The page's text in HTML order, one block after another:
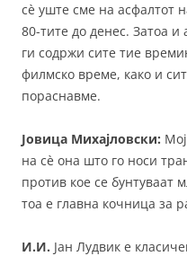
сè уште сме на асфалтот
80-тите до денес. Затоа
ги содржи сите тие
филмско време, како и
пораснавме.
Јовица Михајловски:
на сè она што го носи
против кое се бунтуваат
тоа е главна кочница за
И.И. Јан Лудвик е